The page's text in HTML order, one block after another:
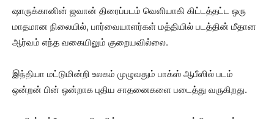
ஷாருக்கானின் ஜவான் திரைப்படம் வெளியாகி கிட்டத்தட்ட ஒரு
மாதமான நிலையில், பார்வையாளர்கள் மத்தியில் படத்தின் மீதான
ஆர்வம் எந்த வகையிலும் குறையவில்லை.
இந்தியா மட்டுமின்றி உலகம் முழுவதும் பாக்ஸ் ஆபீஸில் படம்
ஒன்றன் பின் ஒன்றாக புதிய சாதனைகளை படைத்து வருகிறது.